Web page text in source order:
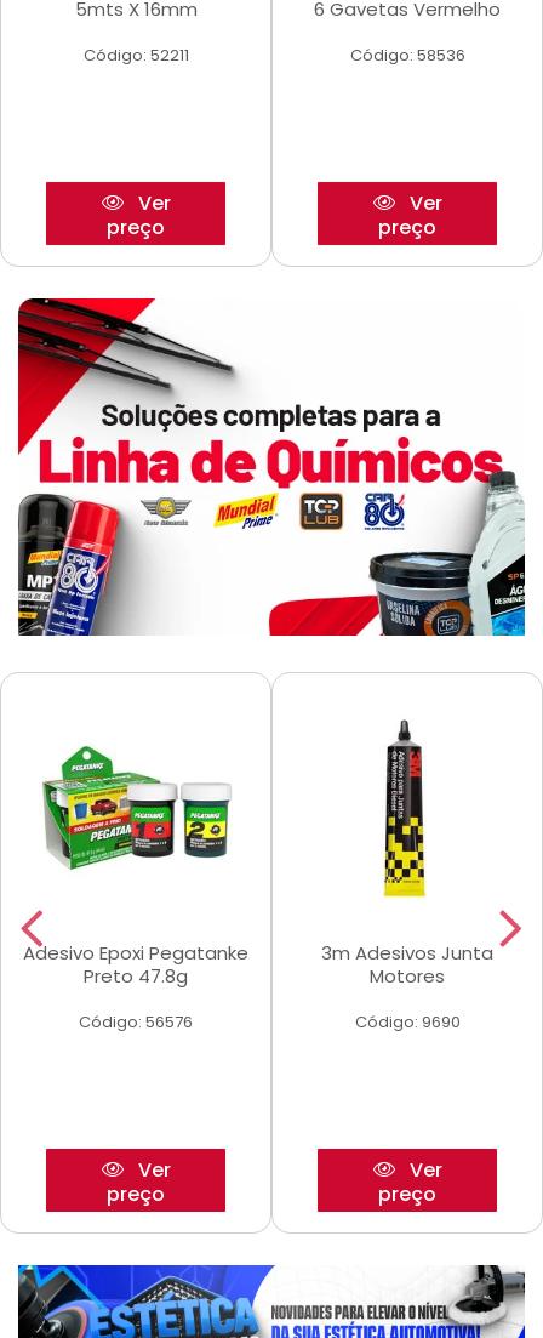
5mts X 16mm
Código: 52211
Ver
preço
6 Gavetas Vermelho
Código: 58536
Ver
preço
Adesivo Epoxi Pegatanke
Preto 47.8g
Código: 56576
Ver
preço
3m Adesivos Junta
Motores
Código: 9690
Ver
preço